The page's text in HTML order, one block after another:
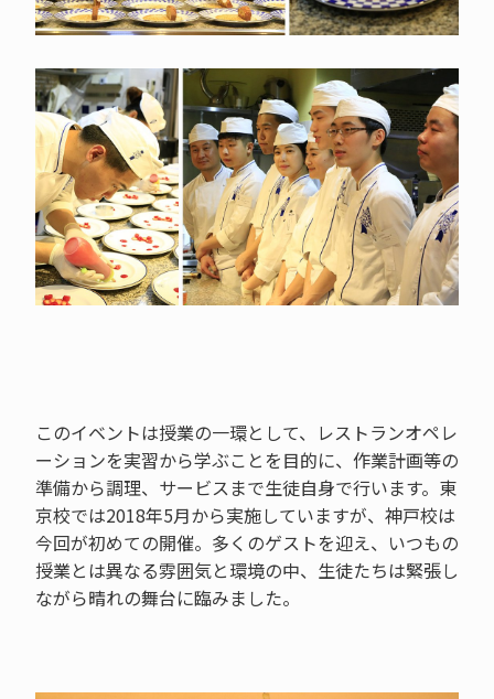
このイベントは授業の一環として、レストランオペレ
ーションを実習から学ぶことを目的に、作業計画等の
準備から調理、サービスまで生徒自身で行います。東
京校では2018年5月から実施していますが、神戸校は
今回が初めての開催。多くのゲストを迎え、いつもの
授業とは異なる雰囲気と環境の中、生徒たちは緊張し
ながら晴れの舞台に臨みました。